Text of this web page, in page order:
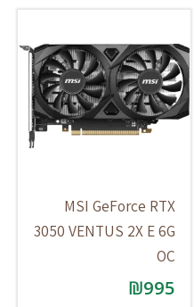
MSI GeForce RTX
3050 VENTUS 2X E 6G
OC
₪995